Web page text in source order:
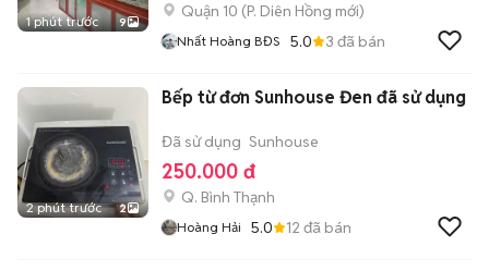
1 phút trước 9
Quận 10 (P. Diên Hồng mới)
Nhất Hoàng BĐS 5.0 3 đã bán
2 phút trước 2
Bếp từ đơn Sunhouse Đen đã sử dụng
Đã sử dụng Sunhouse
250.000 đ
Q. Bình Thạnh
Hoàng Hải 5.0 12 đã bán